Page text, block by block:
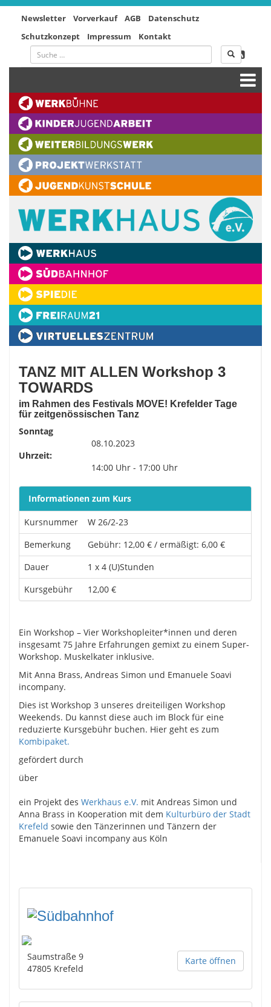
Newsletter Vorverkauf AGB
Datenschutz
Schutzkonzept
Impressum Kontakt
TANZ MIT ALLEN Workshop 3
TOWARDS
im Rahmen des Festivals MOVE! Krefelder Tage
für zeitgenössischen Tanz
Sonntag
08.10.2023
Uhrzeit:
14:00 Uhr - 17:00 Uhr
Informationen zum Kurs
Kursnummer
W 26/2-23
Bemerkung
Gebühr: 12,00 € / ermäßigt: 6,00 €
Dauer
1 x 4 (U)Stunden
Kursgebühr
12,00 €
Ein Workshop – Vier Workshopleiter*innen und deren
insgesamt 75 Jahre Erfahrungen gemixt zu einem Super-
Workshop. Muskelkater inklusive.
Mit Anna Brass, Andreas Simon und Emanuele Soavi
incompany.
Dies ist Workshop 3 unseres dreiteiligen Workshop
Weekends. Du kannst diese auch im Block für eine
reduzierte Kursgebühr buchen. Hier geht es zum
Kombipaket.
gefördert durch
über
ein Projekt des Werkhaus e.V. mit Andreas Simon und
Anna Brass in Kooperation mit dem Kulturbüro der Stadt
Krefeld sowie den Tänzerinnen und Tänzern der
Emanuele Soavi incompany aus Köln
Karte öffnen
Saumstraße 9
47805 Krefeld